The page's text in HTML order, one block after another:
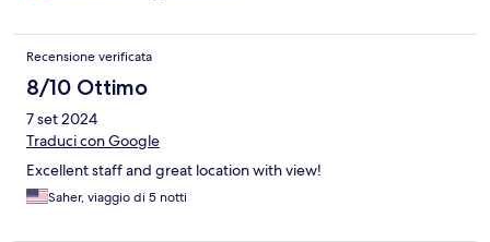
Recensione verificata
8/10 Ottimo
7 set 2024
Traduci con Google
Excellent staff and great location with view!
Saher, viaggio di 5 notti